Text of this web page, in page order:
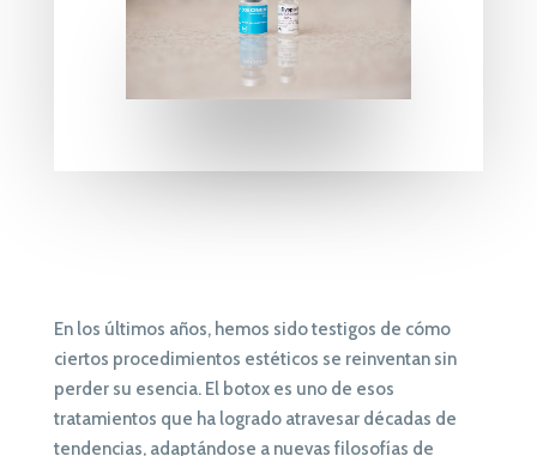
En los últimos años, hemos sido testigos de cómo
ciertos procedimientos estéticos se reinventan sin
perder su esencia. El botox es uno de esos
tratamientos que ha logrado atravesar décadas de
tendencias, adaptándose a nuevas filosofías de